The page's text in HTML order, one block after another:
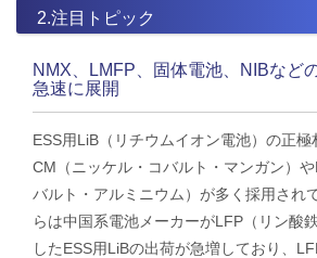
2.注目トピック
NMX、LMFP、固体電池、NIBなど
急速に展開
ESS用LiB（リチウムイオン電池）の正
CM（ニッケル・コバルト・マンガン）
バルト・アルミニウム）が多く採用され
らは中国系電池メーカーがLFP（リン酸
したESS用LiBの出荷が急増しており、